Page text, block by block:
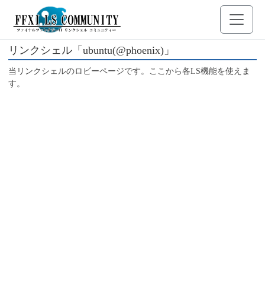
リンクシェル「ubuntu(@phoenix)」
当リンクシェルのロビーページです。ここから各LS機能を使えま
す。